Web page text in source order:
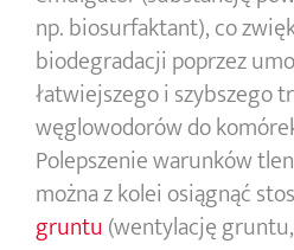
np. biosurfaktant), co
biodegradacji poprzez
łatwiejszego i szybszego
węglowodorów do
Polepszenie warunków
można z kolei osiągnąć
gruntu(wentylację